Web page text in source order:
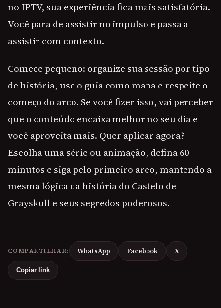
no IPTV, sua experiência fica mais satisfatória.
Você para de assistir no impulso e passa a
assistir com contexto.
Comece pequeno: organize sua sessão por tipo
de história, use o guia como mapa e respeite o
começo do arco. Se você fizer isso, vai perceber
que o conteúdo encaixa melhor no seu dia e
você aproveita mais. Quer aplicar agora?
Escolha uma série ou animação, defina 60
minutos e siga pelo primeiro arco, mantendo a
mesma lógica da história do Castelo de
Grayskull e seus segredos poderosos.
COMPARTILHAR: WhatsApp Facebook X
Copiar link